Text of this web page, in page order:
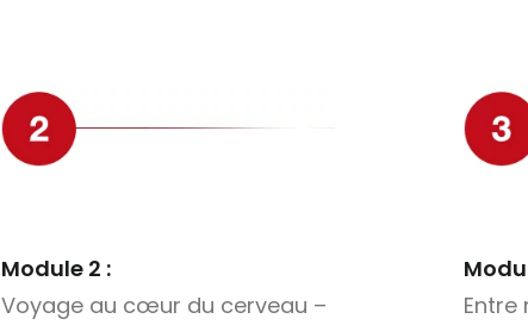
Module 2 :
Voyage au cœur du cerveau –
Entre